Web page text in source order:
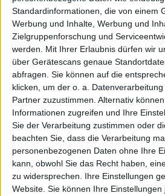
Standardinformationen, die von einem
Werbung und Inhalte, Werbung und
Zielgruppenforschung und
werden. Mit Ihrer Erlaubnis dürfen wir
über Gerätescans genaue
abfragen. Sie können auf die
klicken, um der o. a.
Partner zuzustimmen. Alternativ
Informationen zugreifen und Ihre
Sie der Verarbeitung zustimmen oder
beachten Sie, dass die Verarbeitung
personenbezogenen Daten ohne Ihre
kann, obwohl Sie das Recht haben,
zu widersprechen. Ihre Einstellungen
Website. Sie können Ihre
Weiterlesen